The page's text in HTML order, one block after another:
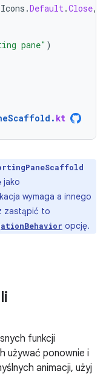
Icons .Default .Close,
pane" )
. kt
jako
wymaga a innego
zastąpić to
opcję.
funkcji
używać ponownie i
animacji, użyj